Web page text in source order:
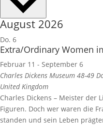
August 2026
Do. 6
Extra/Ordinary Women
Februar 11 - September 6
Charles Dickens Museum 48-49
United Kingdom
Charles Dickens – Meister der
Figuren. Doch wer waren die
standen und sein Leben